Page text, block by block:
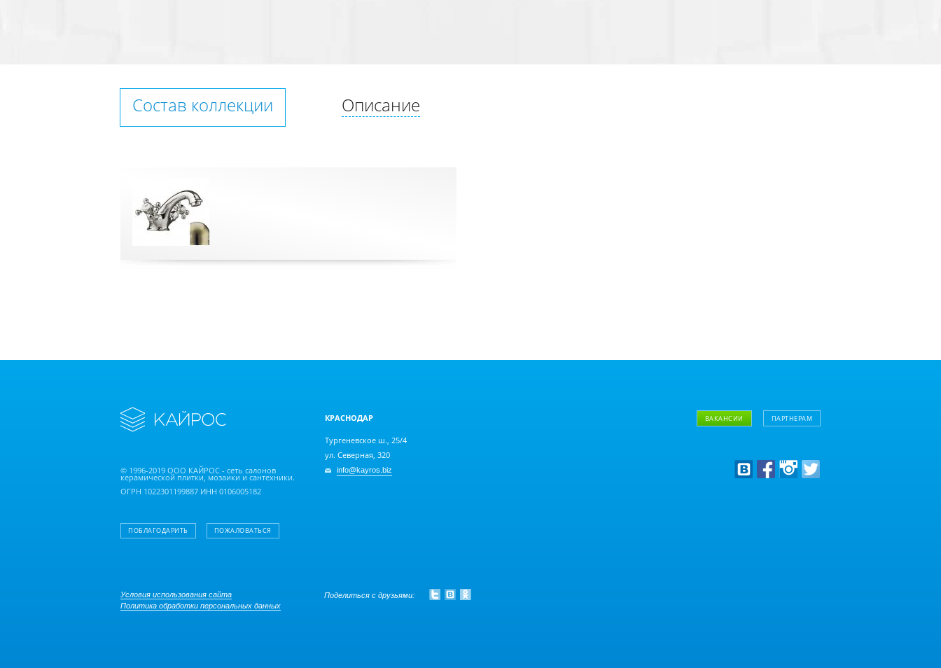
Состав коллекции Описание
© 1996-2019 ООО КАЙРОС - сеть салонов
керамической плитки, мозаики и сантехники.
ОГРН 1022301199887 ИНН 0106005182
ПОБЛАГОДАРИТЬ ПОЖАЛОВАТЬСЯ
КРАСНОДАР
Тургеневское ш., 25/4
ул. Северная, 320
info@kayros.biz
ВАКАНСИИ ПАРТНЕРАМ
Оптовым клиентам
Условия использования сайта
Политика обработки персональных данных
Поделиться с друзьями: